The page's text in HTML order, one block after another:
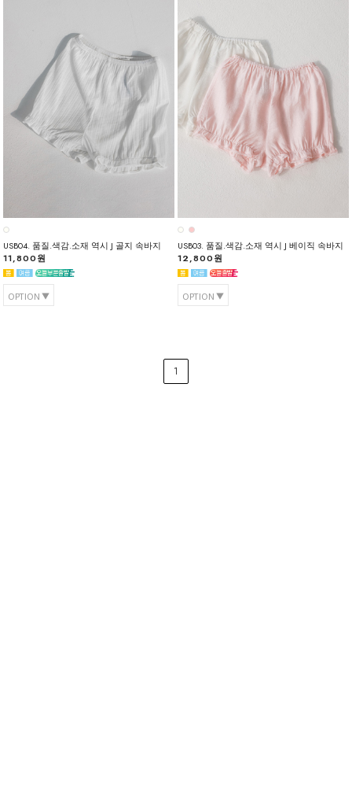
USB04. 품질.색감.소재 역시 J 골지 속바지
11,800원
OPTION
USB03. 품질.색감.소재 역시 J 베이직 속바지
12,800원
OPTION
1